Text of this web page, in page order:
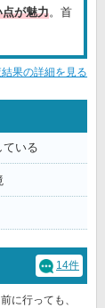
が魅力。首
結果の詳細を見る
ている
14件
に行っても、